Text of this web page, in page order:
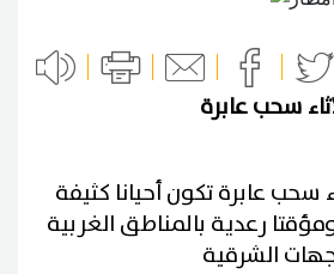
سحب عابرة
سحب عابرة تكون أحيانا كثيفة
رعدية بالمناطق الغربية